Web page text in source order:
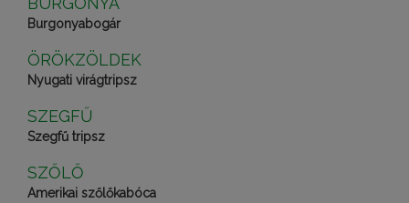
Burgonyabogár
ÖRÖKZÖLDEK
Nyugati virágtripsz
SZEGFŰ
Szegfű tripsz
SZŐLŐ
Amerikai szőlőkabóca